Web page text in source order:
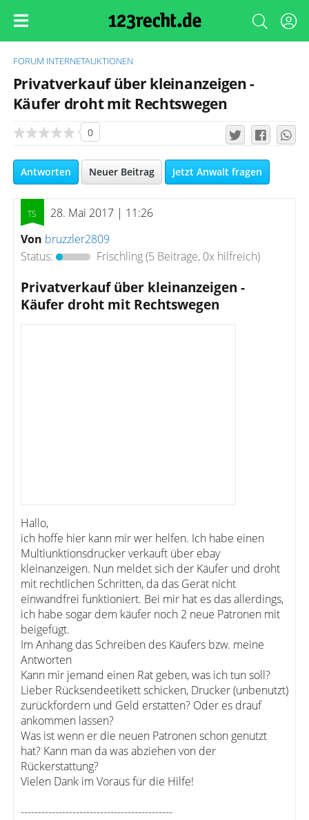
FORUM INTERNETAUKTIONEN
Privatverkauf über kleinanzeigen -
Käufer droht mit Rechtswegen
0
Antworten Neuer Beitrag Jetzt Anwalt fragen
28. Mai 2017 | 11:26
Von bruzzler2809
Status:
Frischling(5 Beiträge, 0x hilfreich)
Privatverkauf über kleinanzeigen -
Käufer droht mit Rechtswegen
Hallo,
ich hoffe hier kann mir wer helfen. Ich habe einen
Multiunktionsdrucker verkauft über ebay
kleinanzeigen. Nun meldet sich der Käufer und droht
mit rechtlichen Schritten, da das Gerät nicht
einwandfrei funktioniert. Bei mir hat es das allerdings,
ich habe sogar dem käufer noch 2 neue Patronen mit
beigefügt.
Im Anhang das Schreiben des Käufers bzw. meine
Antworten
Kann mir jemand einen Rat geben, was ich tun soll?
Lieber Rücksendeetikett schicken, Drucker (unbenutzt)
zurückfordern und Geld erstatten? Oder es drauf
ankommen lassen?
Was ist wenn er die neuen Patronen schon genutzt
hat? Kann man da was abziehen von der
Rückerstattung?
Vielen Dank im Voraus für die Hilfe!
--------------------------------------------